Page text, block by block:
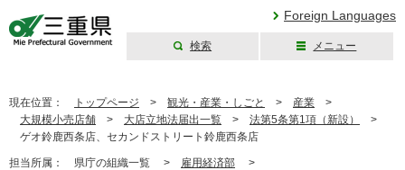
Foreign Languages
検索 メニュー
現在位置： トップページ > 観光・産業・しごと > 産業 >
大規模小売店舗 > 大店立地法届出一覧 > 法第5条第1項（新設）
>
ゲオ鈴鹿西条店、セカンドストリート鈴鹿西条店
担当所属： 県庁の組織一覧 > 雇用経済部 >